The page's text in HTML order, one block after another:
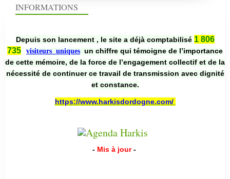
INFORMATIONS
Depuis son lancement , le site a déjà comptabilisé 1 806
735
visiteurs uniques un chiffre qui témoigne de l’importance
de cette mémoire, de la force de l’engagement collectif et de la
nécessité de continuer ce travail de transmission avec dignité
et constance.
https://www.harkisdordogne.com/
- Mis à jour -